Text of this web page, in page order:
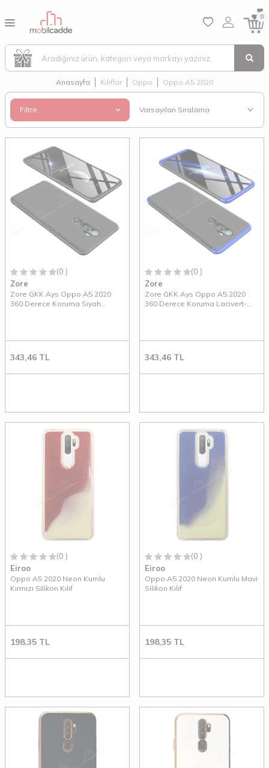
0
Anasayfa Kılıflar Oppo Oppo A5 2020
Filtre
(0 )
Zore
Zore GKK Ays Oppo A5 2020
360 Derece Koruma Siyah
343,46 TL
(0 )
Zore
Zore GKK Ays Oppo A5 2020
360 Derece Koruma Lacivert-
343,46 TL
(0 )
Eiroo
Oppo A5 2020 Neon Kumlu
Kırmızı Silikon Kılıf
198,35 TL
(0 )
Eiroo
Oppo A5 2020 Neon Kumlu Mavi
Silikon Kılıf
198,35 TL